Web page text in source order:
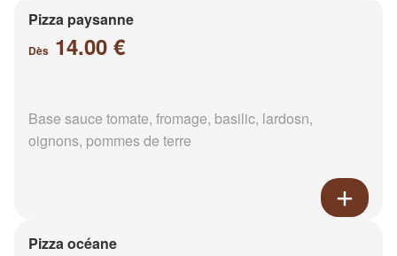
Pizza paysanne
Dès 14.00 €
Base sauce tomate, fromage, basilic, lardosn,
oignons, pommes de terre
Pizza océane